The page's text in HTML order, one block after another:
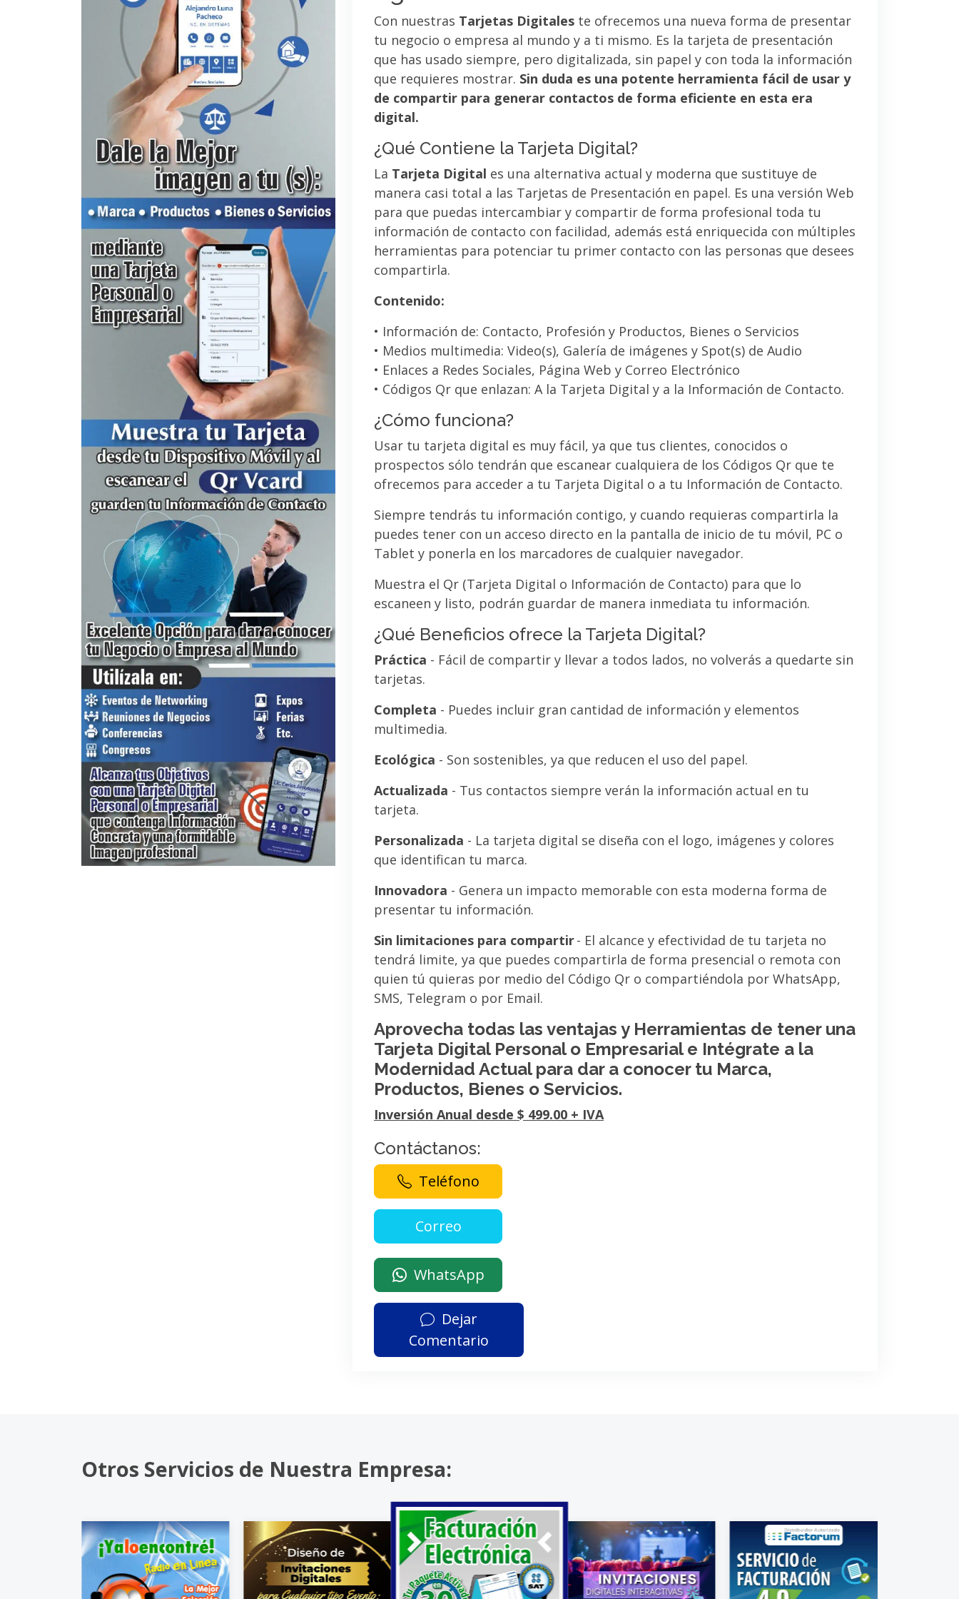
Con nuestras Tarjetas Digitales te ofrecemos una nueva forma de presentar
tu negocio o empresa al mundo y a ti mismo. Es la tarjeta de presentación
que has usado siempre, pero digitalizada, sin papel y con toda la información
que requieres mostrar. Sin duda es una potente herramienta fácil de usar y
de compartir para generar contactos de forma eficiente en esta era
digital.
¿Qué Contiene la Tarjeta Digital?
La Tarjeta Digital es una alternativa actual y moderna que sustituye de
manera casi total a las Tarjetas de Presentación en papel. Es una versión Web
para que puedas intercambiar y compartir de forma profesional toda tu
información de contacto con facilidad, además está enriquecida con múltiples
herramientas para potenciar tu primer contacto con las personas que desees
compartirla.
Contenido:
• Información de: Contacto, Profesión y Productos, Bienes o Servicios
• Medios multimedia: Video(s), Galería de imágenes y Spot(s) de Audio
• Enlaces a Redes Sociales, Página Web y Correo Electrónico
• Códigos Qr que enlazan: A la Tarjeta Digital y a la Información de Contacto.
¿Cómo funciona?
Usar tu tarjeta digital es muy fácil, ya que tus clientes, conocidos o
prospectos sólo tendrán que escanear cualquiera de los Códigos Qr que te
ofrecemos para acceder a tu Tarjeta Digital o a tu Información de Contacto.
Siempre tendrás tu información contigo, y cuando requieras compartirla la
puedes tener con un acceso directo en la pantalla de inicio de tu móvil, PC o
Tablet y ponerla en los marcadores de cualquier navegador.
Muestra el Qr (Tarjeta Digital o Información de Contacto) para que lo
escaneen y listo, podrán guardar de manera inmediata tu información.
¿Qué Beneficios ofrece la Tarjeta Digital?
Práctica - Fácil de compartir y llevar a todos lados, no volverás a quedarte sin
tarjetas.
Completa - Puedes incluir gran cantidad de información y elementos
multimedia.
Ecológica - Son sostenibles, ya que reducen el uso del papel.
Actualizada - Tus contactos siempre verán la información actual en tu
tarjeta.
Personalizada - La tarjeta digital se diseña con el logo, imágenes y colores
que identifican tu marca.
Innovadora - Genera un impacto memorable con esta moderna forma de
presentar tu información.
Sin limitaciones para compartir- El alcance y efectividad de tu tarjeta no
tendrá limite, ya que puedes compartirla de forma presencial o remota con
quien tú quieras por medio del Código Qr o compartiéndola por WhatsApp,
SMS, Telegram o por Email.
Aprovecha todas las ventajas y Herramientas de tener una
Tarjeta Digital Personal o Empresarial e Intégrate a la
Modernidad Actual para dar a conocer tu Marca,
Productos, Bienes o Servicios.
Inversión Anual desde $ 499.00 + IVA
Contáctanos:
Teléfono
WhatsApp
Dejar
Comentario
Otros Servicios de Nuestra Empresa: